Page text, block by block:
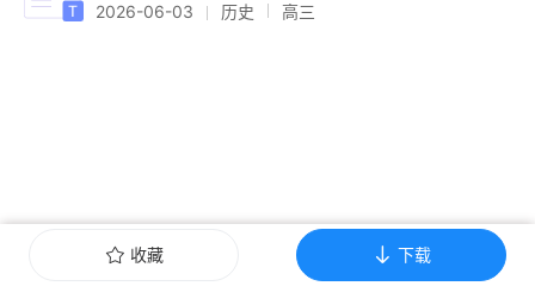
2026-06-03 历史 高三
收藏 下载